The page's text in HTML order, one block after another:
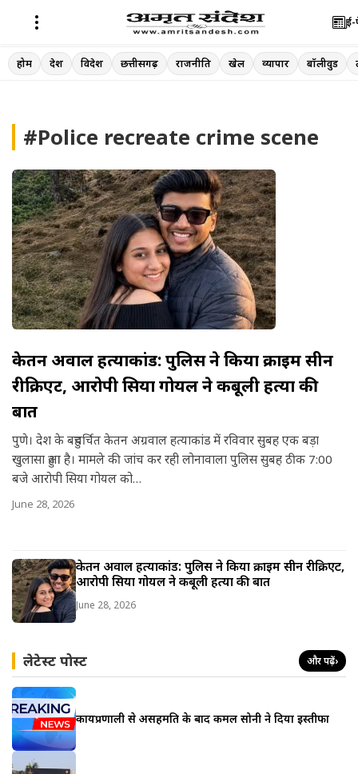
Skip
to
ई-
होम देश विदेश छत्तीसगढ़ राजनीति खेल व्यापार बॉलीवुड
#Police recreate crime scene
केतन अग्रवाल हत्याकांड: पुलिस ने किया क्राइम सीन
रीक्रिएट, आरोपी सिया गोयल ने कबूली हत्या की
बात
पुणे। देश के बहुचर्चित केतन अग्रवाल हत्याकांड में रविवार सुबह एक बड़ा
खुलासा हुआ है। मामले की जांच कर रही लोनावाला पुलिस सुबह ठीक 7:00
बजे आरोपी सिया गोयल को…
June 28, 2026
केतन अग्रवाल हत्याकांड: पुलिस ने किया क्राइम सीन रीक्रिएट,
आरोपी सिया गोयल ने कबूली हत्या की बात
June 28, 2026
लेटेस्ट पोस्ट और पढ़ें›
कार्यप्रणाली से असहमति के बाद कमल सोनी ने दिया इस्तीफा